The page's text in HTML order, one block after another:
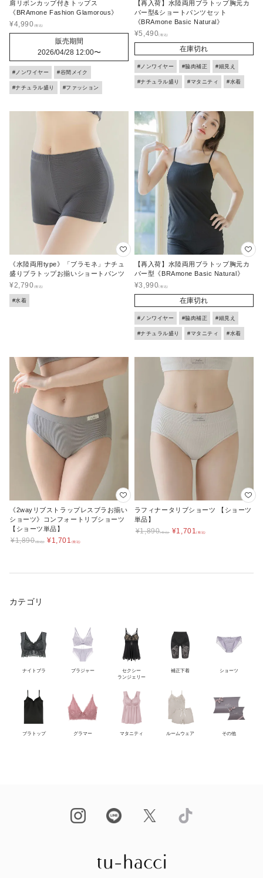
肩リボンカップ付きトップス
《BRAmone Fashion Glamorous》
¥4,990
販売期間
2026/04/28 12:00〜
#ノンワイヤー #谷間メイク
#ナチュラル盛り #ファッション
【再入荷】水陸両用ブラトップ胸元カ
バー型&ショートパンツセット
《BRAmone Basic Natural》
¥5,490
在庫切れ
#ノンワイヤー #脇肉補正 #細見え
#ナチュラル盛り #マタニティ #水着
《水陸両用type》「ブラモネ」ナチュ
盛りブラトップお揃いショートパンツ
¥2,790
#水着
【再入荷】水陸両用ブラトップ胸元カ
バー型《BRAmone Basic Natural》
¥3,990
在庫切れ
#ノンワイヤー #脇肉補正 #細見え
#ナチュラル盛り #マタニティ #水着
《2wayリブストラップレスブラお揃い
ショーツ》コンフォートリブショーツ
【ショーツ単品】
¥1,890 ¥1,701
ラフィナータリブショーツ 【ショーツ
単品】
¥1,890 ¥1,701
カテゴリ
ナイトブラ ブラジャー
セクシー
ランジェリー
補正下着 ショーツ
ブラトップ グラマー マタニティ ルームウェア その他